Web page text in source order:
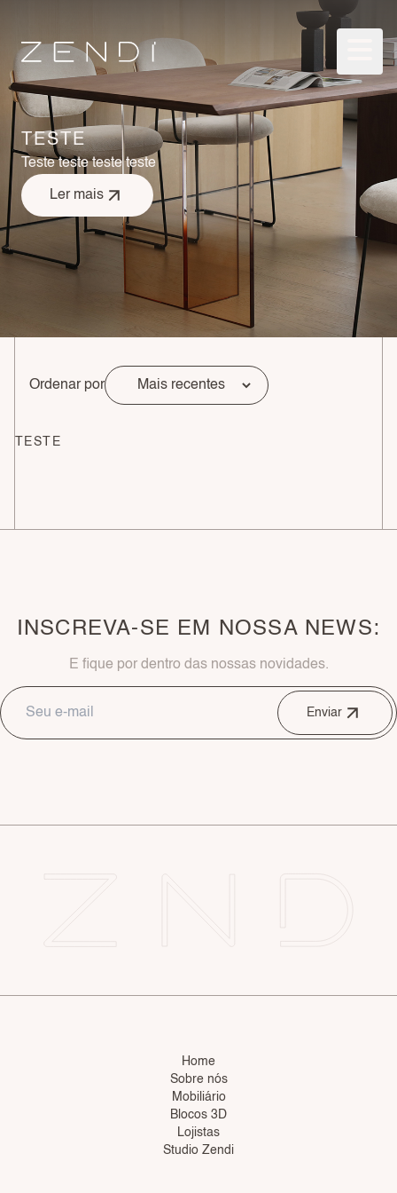
TESTE
Teste teste teste teste
Ler mais
Ordenar por
TESTE
INSCREVA-SE EM NOSSA NEWS:
E fique por dentro das nossas novidades.
Enviar
Home
Sobre nós
Mobiliário
Blocos 3D
Lojistas
Studio Zendi